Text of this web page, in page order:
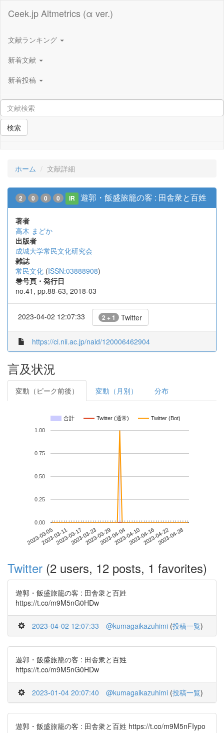
Ceek.jp Altmetrics (α ver.)
文献ランキング
新着文献
新着投稿
検索
ホーム 文献詳細
2 0 0 0 IR 遊郭・飯盛旅籠の客 : 田舎衆と百姓
著者
高木 まどか
出版者
成城大学常民文化研究会
雑誌
常民文化 (ISSN:03888908)
巻号頁・発行日
no.41, pp.88-63, 2018-03
2023-04-02 12:07:33 2 + 1 Twitter
https://ci.nii.ac.jp/naid/120006462904
言及状況
変動（ピーク前後） 変動（月別） 分布
合計 Twitter (通常) Twitter (Bot)
2023-03-052023-03-112023-03-172023-03-232023-03-292023-04-042023-04-102023-04-162023-04-222023-04-28
0.00
0.25
0.50
0.75
1.00
Twitter (2 users, 12 posts, 1 favorites)
遊郭・飯盛旅籠の客 : 田舎衆と百姓
https://t.co/m9M5nG0HDw
2023-04-02 12:07:33 @kumagaikazuhimi (投稿一覧)
遊郭・飯盛旅籠の客 : 田舎衆と百姓
https://t.co/m9M5nG0HDw
2023-01-04 20:07:40 @kumagaikazuhimi (投稿一覧)
遊郭・飯盛旅籠の客 : 田舎衆と百姓 https://t.co/m9M5nFIypo